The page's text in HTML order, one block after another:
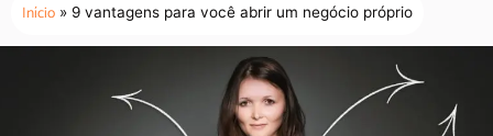
Início » 9 vantagens para você abrir um negócio próprio